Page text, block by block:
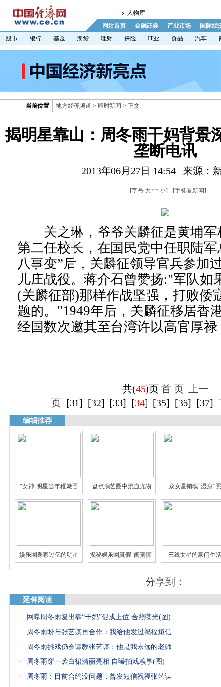
人物库
网站首页
金融证券 产业市场
国际经
股市
银行 基金 期货 理财 保险 IT业 食品 汽车
当前位置 地方经济频道 > 即时新闻 > 正文
揭明星靠山：周冬雨干妈背景
垄断电讯
2013年06月27日 14:54 来源：
[字号 大 中 小] [手机看新闻]
关之琳，爷爷关麟征是黄埔军
第二任校长，在国民党中任职陆军
八事变”后，关麟征领导官兵参加
儿庄战役。蒋介石曾赞扬:"军队如
(关麟征部)那样作战坚强，打败倭
题的。"1949年后，关麟征移居香
经国数次邀其至台湾许以高官厚
共(45)页 首 页
上一
页[31] [32] [33] [34] [35] [36] [37]
编辑推荐
"女神"明星当年稚嫩照 盘点演艺圈中混血尤物 众女星销魂“湿身”照
娱乐圈身家过亿的明星 揭秘娱乐圈真假"闺蜜情" 三线女星的豪门生活
盘点女星中的十大美腿 宅男女神素颜太坑爹 盘点港台“十大美腿”
分享到：
延伸阅读
·
网曝周冬雨复出靠“干妈”促成上位 合照曝光(图)
·
周冬雨盼与张艺谋再合作：我给他发过祝福短信
·
周冬雨挑戏仍会请教张艺谋：他是我永远的老师
·
周冬雨穿一袭白裙清丽亮相 自曝拍戏糗事(图)
·
周冬雨：目前合约没问题，曾发短信祝福张艺谋